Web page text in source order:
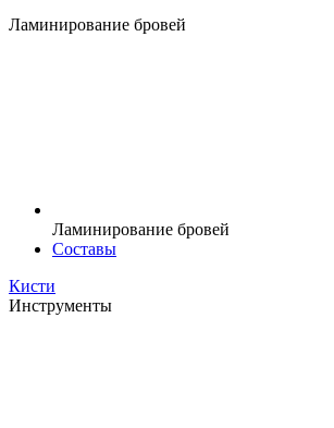
Ламинирование бровей
Ламинирование бровей
Составы
Кисти
Инструменты